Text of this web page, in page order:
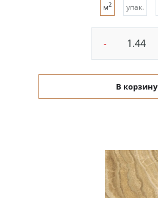
м2 упак.
-
В корзину